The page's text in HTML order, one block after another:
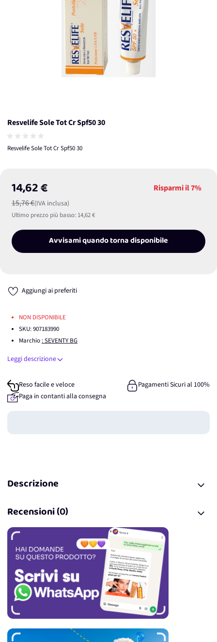
Resvelife Sole Tot Cr Spf50 30
Resvelife Sole Tot Cr Spf50 30
14,62 €
15,76 €(IVA inclusa)
Risparmi il7%
Ultimo prezzo più basso: 14,62 €
Avvisami quando torna disponibile
Aggiungi ai preferiti
NON DISPONIBILE
SKU:907183990
Marchio : SEVENTY BG
Leggi descrizione
Reso facile e veloce
Pagamenti Sicuri al 100%
Paga in contanti alla consegna
Descrizione
Recensioni (0)